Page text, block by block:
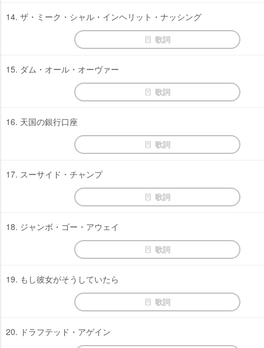
14. ザ・ミーク・シャル・インヘリット・ナッシング
歌詞
15. ダム・オール・オーヴァー
歌詞
16. 天国の銀行口座
歌詞
17. スーサイド・チャンプ
歌詞
18. ジャンボ・ゴー・アウェイ
歌詞
19. もし彼女がそうしていたら
歌詞
20. ドラフテッド・アゲイン